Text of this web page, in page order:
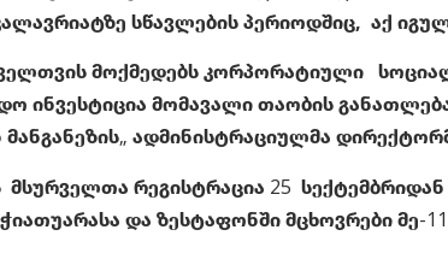
სწავლების პერიოდშიც, აქ
მოქმედებს კორპორატიული
ინვესტიცია მომავალი თაობის
მანგანეზის„ ადმინისტრაციულმა
რეგისტრაცია 25 სექტემბრიდან
და ზესტაფონში მცხოვრები მე-